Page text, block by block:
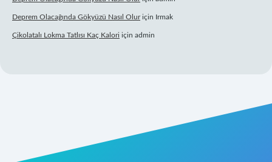
Deprem Olacağında Gökyüzü Nasıl Oluriçin Irmak
Çikolatalı Lokma Tatlısı Kaç Kalori için admin